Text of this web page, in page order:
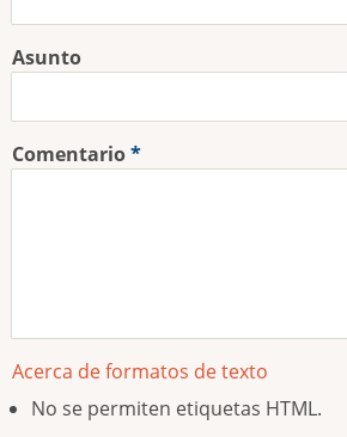
Asunto
Comentario
Acerca de formatos de texto
No se permiten etiquetas HTML.